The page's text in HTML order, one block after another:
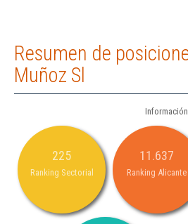
Resumen de
Muñoz Sl
225
Ranking Sectorial
11.637
Ranking Alicante